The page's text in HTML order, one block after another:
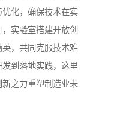
化，确保技术在实
实验室搭建开放创
，共同克服技术难
到落地实践，这里
之力重塑制造业未